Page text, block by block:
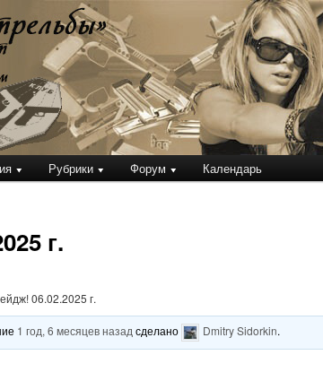
Рубрики Форум Календарь
г.
06.02.2025 г.
1 год, 6 месяцев назадсделано Dmitry Sidorkin.